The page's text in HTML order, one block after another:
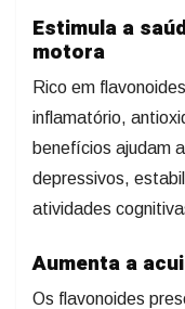
Estimula a
motora
Rico em
inflamatório,
benefícios ajudam
depressivos,
atividades
Aumenta a
Os flavonoides